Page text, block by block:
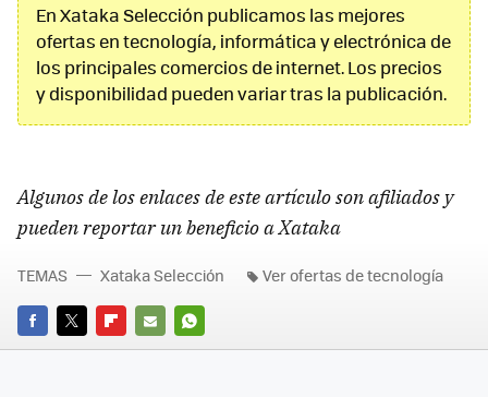
En Xataka Selección publicamos las mejores
ofertas en tecnología, informática y electrónica de
los principales comercios de internet. Los precios
y disponibilidad pueden variar tras la publicación.
Algunos de los enlaces de este artículo son afiliados y
pueden reportar un beneficio a Xataka
FACEBOOK
TWITTERFLIPBOARD
E-
WHATSAPP
TEMAS Xataka Selección Ver ofertas de tecnología